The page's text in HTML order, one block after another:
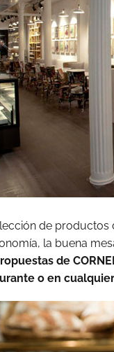
de productos
la buena
de
o en